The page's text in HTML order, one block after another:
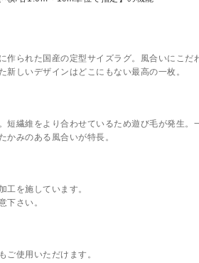
作られた国産の定型サイズラグ。風合いにこだ
新しいデザインはどこにもない最高の一枚。
短繊維をより合わせているため遊び毛が発生。
かみのある風合いが特長。
工を施しています。
下さい。
ご使用いただけます。